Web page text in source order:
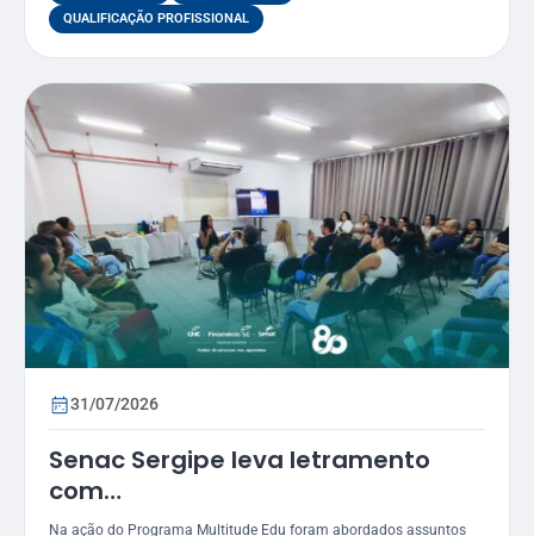
QUALIFICAÇÃO PROFISSIONAL
31/07/2026
Senac Sergipe leva letramento
com
foco LGBTQIAPN+ para funcionários
Na ação do Programa Multitude Edu foram abordados assuntos